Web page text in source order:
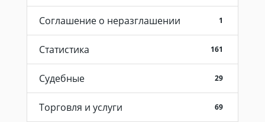
Соглашение о неразглашении 1
Статистика 161
Судебные 29
Торговля и услуги 69